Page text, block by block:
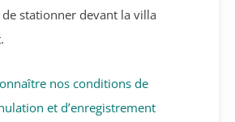
stationner devant la villa
nos conditions de
et d’enregistrement